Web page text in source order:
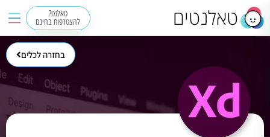
טאלנטים
טאלנט?
להצטרפות בחינם
בחזרה לכלים